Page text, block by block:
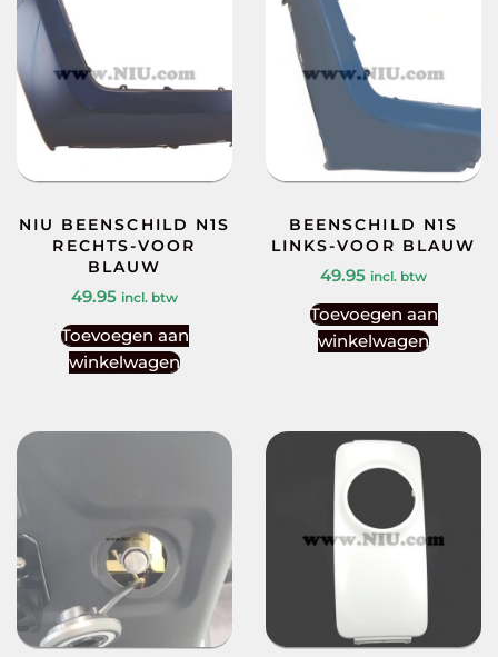
NIU BEENSCHILD N1S
RECHTS-VOOR
BLAUW
49.95 incl. btw
Toevoegen aan
winkelwagen
BEENSCHILD N1S
LINKS-VOOR BLAUW
49.95 incl. btw
Toevoegen aan
winkelwagen